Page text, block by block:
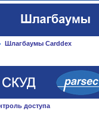
Шлагбаумы Carddex
доступа